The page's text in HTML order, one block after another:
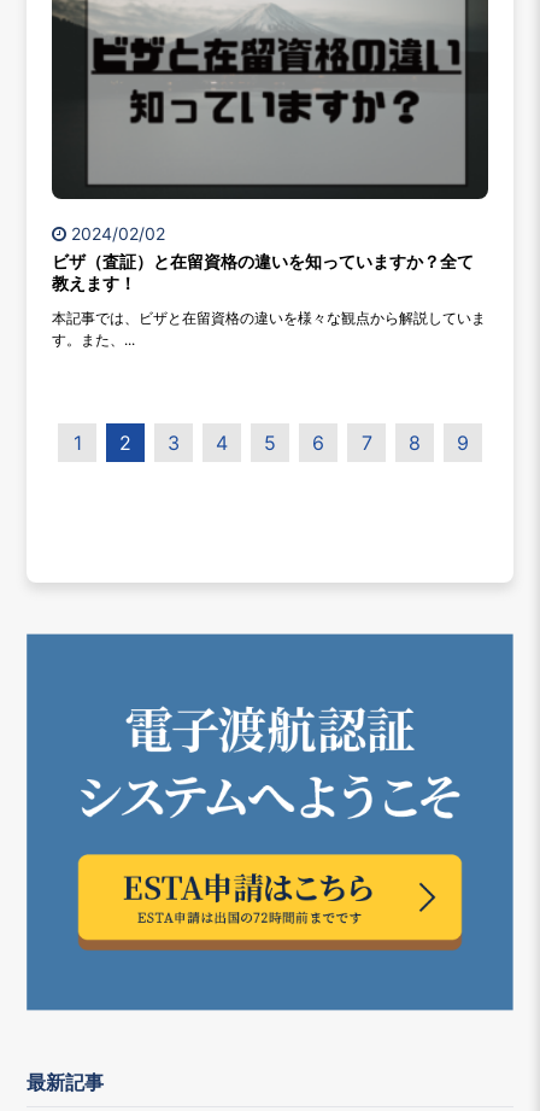
2024/02/02
ビザ（査証）と在留資格の違いを知っていますか？全て
教えます！
本記事では、ビザと在留資格の違いを様々な観点から解説していま
す。また、...
1 2 3 4 5 6 7 8 9
最新記事